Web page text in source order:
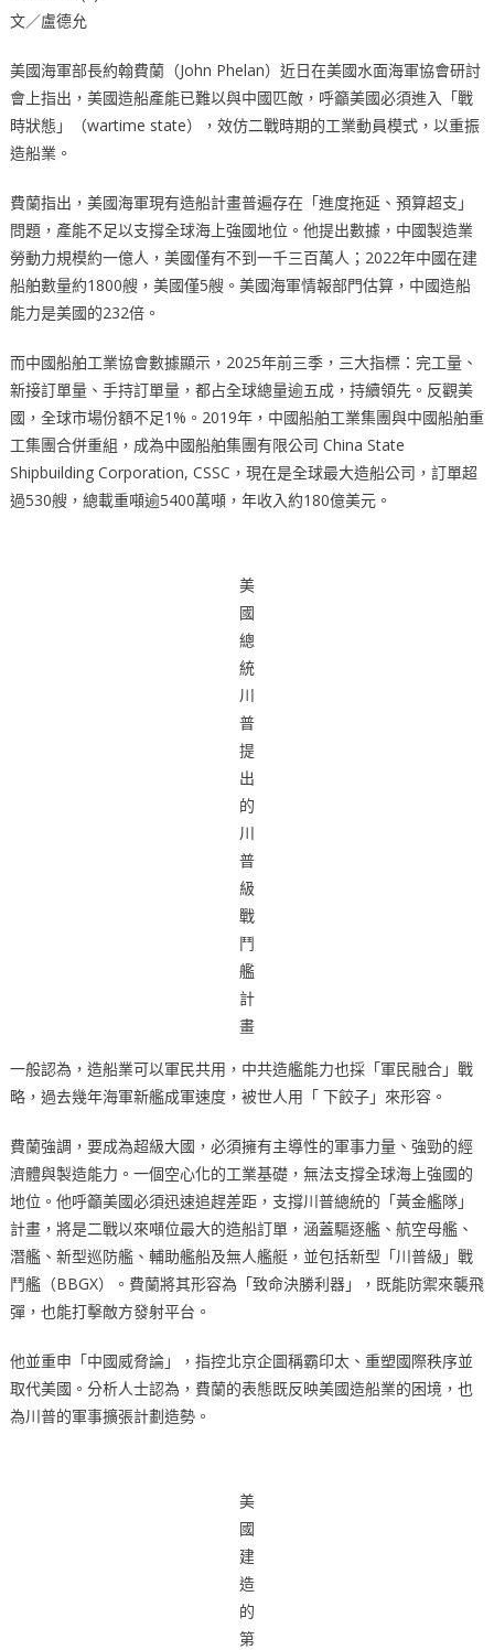
文／盧德允
美國海軍部長約翰費蘭（John Phelan）近日在美國水面海軍協會研討
會上指出，美國造船產能已難以與中國匹敵，呼籲美國必須進入「戰
時狀態」（wartime state），效仿二戰時期的工業動員模式，以重振
造船業。
費蘭指出，美國海軍現有造船計畫普遍存在「進度拖延、預算超支」
問題，產能不足以支撐全球海上強國地位。他提出數據，中國製造業
勞動力規模約一億人，美國僅有不到一千三百萬人；2022年中國在建
船舶數量約1800艘，美國僅5艘。美國海軍情報部門估算，中國造船
能力是美國的232倍。
而中國船舶工業協會數據顯示，2025年前三季，三大指標：完工量、
新接訂單量、手持訂單量，都占全球總量逾五成，持續領先。反觀美
國，全球市場份額不足1%。2019年，中國船舶工業集團與中國船舶重
工集團合併重組，成為中國船舶集團有限公司 China State
Shipbuilding Corporation, CSSC，現在是全球最大造船公司，訂單超
過530艘，總載重噸逾5400萬噸，年收入約180億美元。
美
國
總
統
川
普
提
出
的
川
普
級
戰
鬥
艦
計
畫
一般認為，造船業可以軍民共用，中共造艦能力也採「軍民融合」戰
略，過去幾年海軍新艦成軍速度，被世人用「 下餃子」來形容。
費蘭強調，要成為超級大國，必須擁有主導性的軍事力量、強勁的經
濟體與製造能力。一個空心化的工業基礎，無法支撐全球海上強國的
地位。他呼籲美國必須迅速追趕差距，支撐川普總統的「黃金艦隊」
計畫，將是二戰以來噸位最大的造船訂單，涵蓋驅逐艦、航空母艦、
潛艦、新型巡防艦、輔助艦船及無人艦艇，並包括新型「川普級」戰
鬥艦（BBGX）。費蘭將其形容為「致命決勝利器」，既能防禦來襲飛
彈，也能打擊敵方發射平台。
他並重申「中國威脅論」，指控北京企圖稱霸印太、重塑國際秩序並
取代美國。分析人士認為，費蘭的表態既反映美國造船業的困境，也
為川普的軍事擴張計劃造勢。
美
國
建
造
的
第